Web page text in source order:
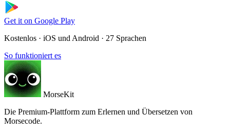
Get it on Google Play
Kostenlos · iOS und Android · 27 Sprachen
So funktioniert es
MorseKit
Die Premium-Plattform zum Erlernen und Übersetzen von
Morsecode.